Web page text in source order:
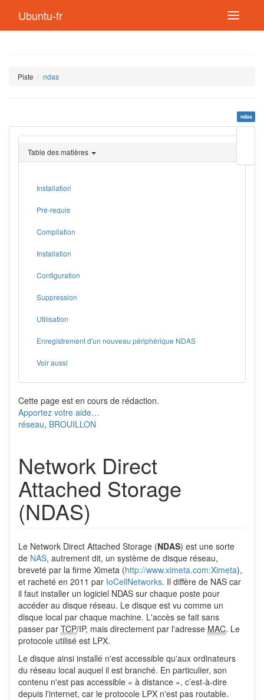
Ubuntu-fr
Piste ndas
ndas
page
Table des matières
Installation
Pré-requis
Compilation
Installation
Configuration
Suppression
Utilisation
Enregistrement d'un nouveau périphérique NDAS
Voir aussi
Cette page est en cours de rédaction.
Apportez votre aide…
réseau, BROUILLON
Network Direct
Attached Storage
(NDAS)
Le Network Direct Attached Storage (NDAS) est une sorte
de NAS, autrement dit, un système de disque réseau,
breveté par la firme Ximeta (http://www.ximeta.com:Ximeta),
et racheté en 2011 par IoCellNetworks. Il diffère de NAS car
il faut installer un logiciel NDAS sur chaque poste pour
accéder au disque réseau. Le disque est vu comme un
disque local par chaque machine. L'accès se fait sans
passer par TCP/IP, mais directement par l'adresse MAC. Le
protocole utilisé est LPX.
Le disque ainsi installé n'est accessible qu'aux ordinateurs
du réseau local auquel il est branché. En particulier, son
contenu n'est pas accessible « à distance », c’est-à-dire
depuis l'internet, car le protocole LPX n'est pas routable.